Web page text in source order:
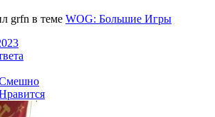
grfn в теме WOG: Большие Игры